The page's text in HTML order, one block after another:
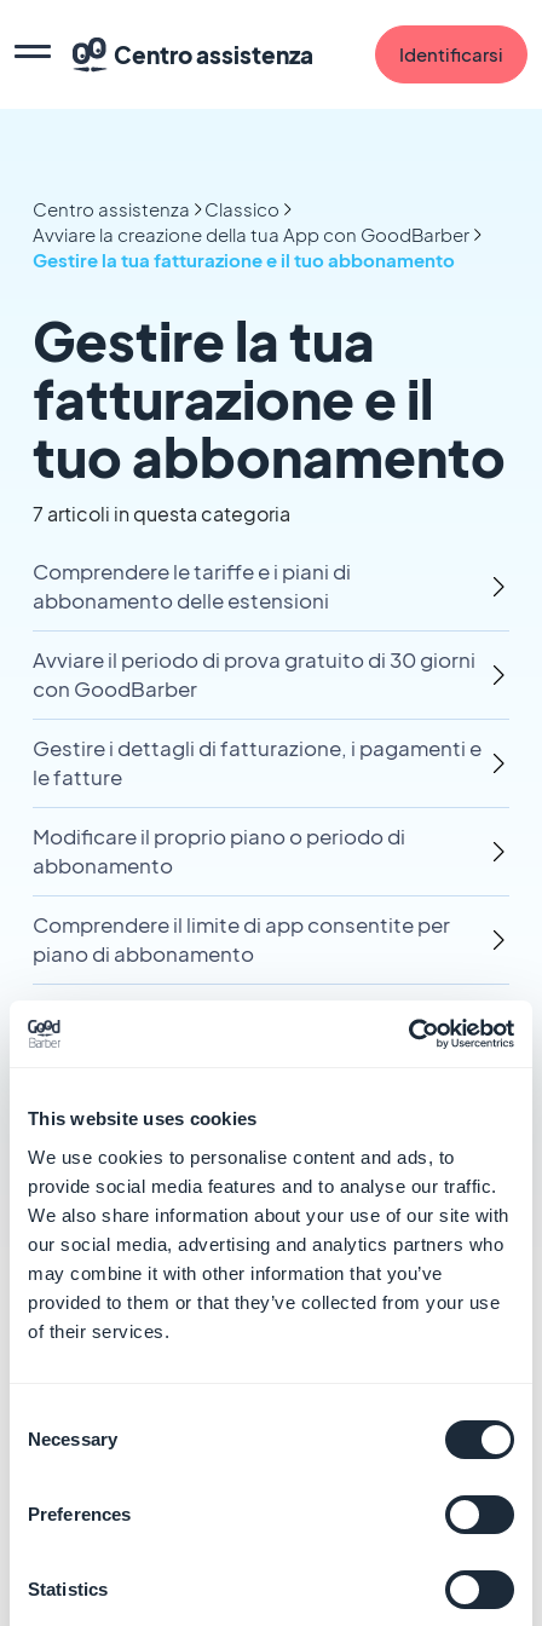
This website uses cookies
We use cookies to personalise content and ads, to
provide social media features and to analyse our traffic.
We also share information about your use of our site with
our social media, advertising and analytics partners who
may combine it with other information that you’ve
provided to them or that they’ve collected from your use
of their services.
Selection
Necessary
Preferences
Statistics
Centro assistenza Identificarsi
Centro assistenza
Classico
Avviare la creazione della tua App con GoodBarber
Gestire la tua fatturazione e il tuo abbonamento
Gestire la tua
fatturazione e il
tuo abbonamento
7 articoli in questa categoria
Comprendere le tariffe e i piani di
abbonamento delle estensioni
Avviare il periodo di prova gratuito di 30 giorni
con GoodBarber
Gestire i dettagli di fatturazione, i pagamenti e
le fatture
Modificare il proprio piano o periodo di
abbonamento
Comprendere il limite di app consentite per
piano di abbonamento
dell'abbonamento
GoodBarber
Categorie correlate
Per saperne di più